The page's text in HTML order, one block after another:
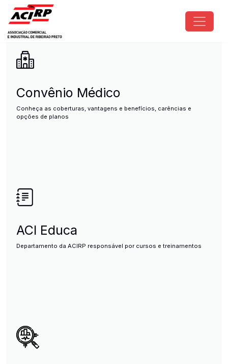
Pular para o conteúdo principal
ACIRP - Associação Comercial
Convênio Médico
Conheça as coberturas, vantagens e benefícios, carências e
opções de planos
ACI Educa
Departamento da ACIRP responsável por cursos e treinamentos